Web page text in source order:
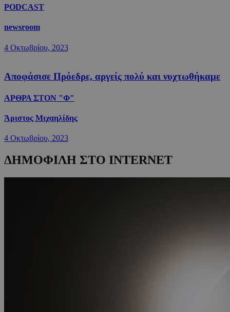
PODCAST
newsroom
4 Οκτωβρίου, 2023
Αποφάσισε Πρόεδρε, αργείς πολύ και νυχτωθήκαμε
ΑΡΘΡΑ ΣΤΟΝ "Φ"
Άριστος Μιχαηλίδης
4 Οκτωβρίου, 2023
ΔΗΜΟΦΙΛΗ ΣΤΟ INTERNET